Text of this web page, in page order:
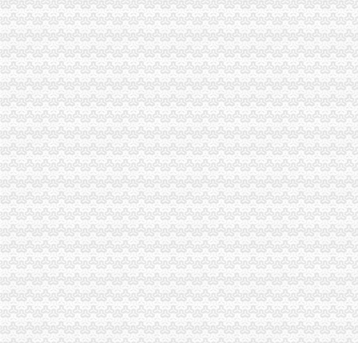
市重庆代办公司局副局长郭翔对市局机关政务信息工作提出四点要求
市局积推动市委市修改完善对区县委的重庆营业执照注销考核指标体系新指标
开县局突出“全细实”重庆税务注销做好微型企业发展扶持工作
奉节局重庆代办公司永安东城所四措施战高温防火灾
九龙坡局“三个注重”重庆公司注销推进“一讲二评三公示”活动见成效
忠县局实施“四大工程”重庆税务注销促执法办案工作上台阶
万州局“四制四重三服务”重庆公司注销化“家电下乡”市场监管成效显著
巫山局重庆公司注销突出七字开创非公经济建新局面
双桥副区长邹迟对工商人才工作提出四点要求
南川局重庆公司注销搭建六大微型企业创业平台助推微企发展
2010年重庆市重庆分公司注销流通领域电冰箱质量监测况
南川区个农副产品涉外商标注册成功
2010年重庆市重庆税务注销流通领域潜水电泵质量监测况
合川局“四个结合”重庆分公司注销深入开展创先争优活动
忠县局乌杨所以“四个到位”重庆分公司注销服务再就业工程见成效